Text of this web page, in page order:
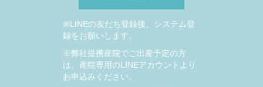
※LINEの友だち登録後、システム登
録をお願いします。
※弊社提携産院でご出産予定の方
は、産院専用のLINEアカウントより
お申込みください。